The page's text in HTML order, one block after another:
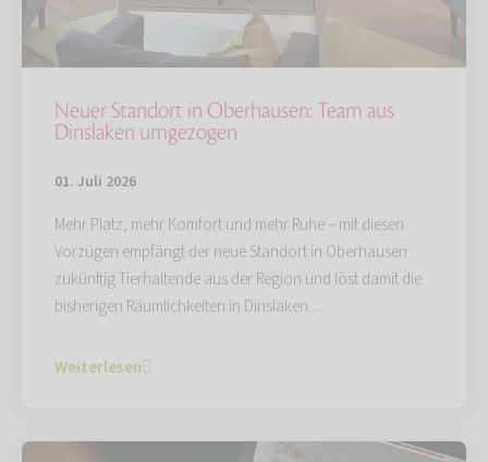
Neuer Standort in Oberhausen: Team aus
Dinslaken umgezogen
01. Juli 2026
Mehr Platz, mehr Komfort und mehr Ruhe – mit diesen
Vorzügen empfängt der neue Standort in Oberhausen
zukünftig Tierhaltende aus der Region und löst damit die
bisherigen Räumlichkeiten in Dinslaken…
Weiterlesen